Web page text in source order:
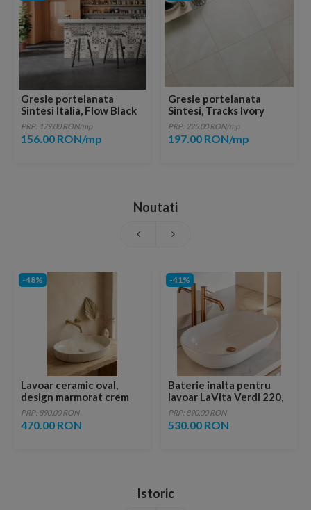
Gresie portelanata
Sintesi Italia, Flow Black
45x45 cm
PRP: 179.00 RON/mp
156.00 RON/mp
Gresie portelanata
Sintesi, Tracks Ivory
60,4x60,4 cm
PRP: 225.00 RON/mp
197.00 RON/mp
Noutati
-48%
Lavoar ceramic oval,
design marmorat crem
lucios cu vene aurii,
ventil inclus
PRP: 890.00 RON
470.00 RON
-41%
Baterie inalta pentru
lavoar LaVita Verdi 220,
fara ventil, brushed
copper
PRP: 890.00 RON
530.00 RON
Istoric